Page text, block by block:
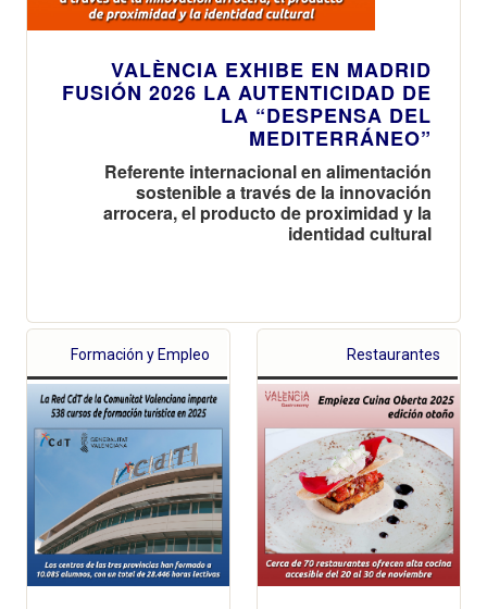
VALÈNCIA EXHIBE EN MADRID
FUSIÓN 2026 LA AUTENTICIDAD DE
LA “DESPENSA DEL
MEDITERRÁNEO”
Referente internacional en alimentación
sostenible a través de la innovación
arrocera, el producto de proximidad y la
identidad cultural
Formación y Empleo Restaurantes